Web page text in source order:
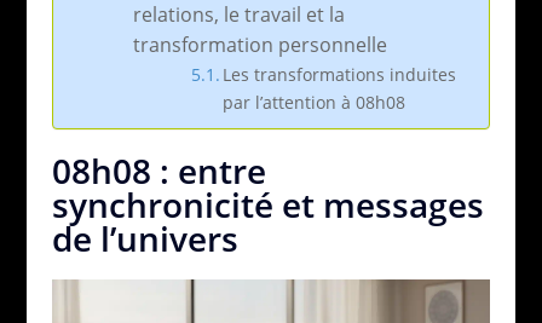
relations, le travail et la
transformation personnelle
Les transformations induites
par l’attention à 08h08
08h08 : entre
synchronicité et messages
de l’univers